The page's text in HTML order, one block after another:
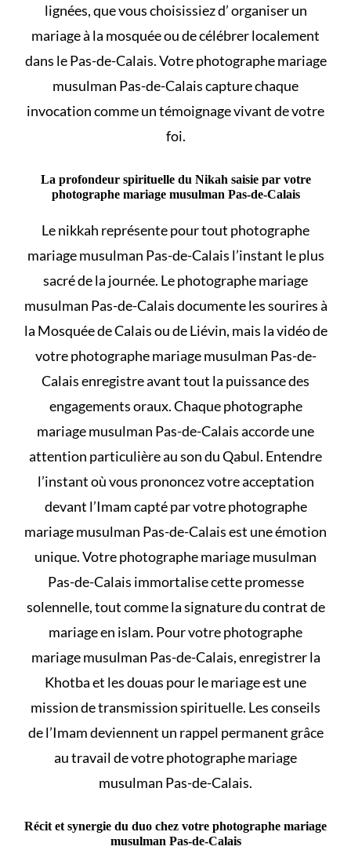
lignées, que vous choisissiez d’organiser un
mariage à la mosquéeou de célébrer localement
dans le Pas-de-Calais. Votre photographe mariage
musulman Pas-de-Calais capture chaque
invocation comme un témoignage vivant de votre
foi.
La profondeur spirituelle du Nikah saisie par votre
photographe mariage musulman Pas-de-Calais
Lenikkah représente pour tout photographe
mariage musulman Pas-de-Calais l’instant le plus
sacré de la journée. Le photographe mariage
musulman Pas-de-Calais documente les sourires à
la Mosquée de Calais ou de Liévin, mais la vidéo de
votre photographe mariage musulman Pas-de-
Calais enregistre avant tout la puissance des
engagements oraux. Chaque photographe
mariage musulman Pas-de-Calais accorde une
attention particulière au son du Qabul. Entendre
l’instant où vous prononcez votre acceptation
devant l’Imam capté par votre photographe
mariage musulman Pas-de-Calais est une émotion
unique. Votre photographe mariage musulman
Pas-de-Calais immortalise cette promesse
solennelle, tout comme la signature ducontrat de
mariage en islam. Pour votre photographe
mariage musulman Pas-de-Calais, enregistrer la
Khotba et lesdouas pour le mariageest une
mission de transmission spirituelle. Les conseils
de l’Imam deviennent un rappel permanent grâce
au travail de votre photographe mariage
musulman Pas-de-Calais.
Récit et synergie du duo chez votre photographe mariage
musulman Pas-de-Calais